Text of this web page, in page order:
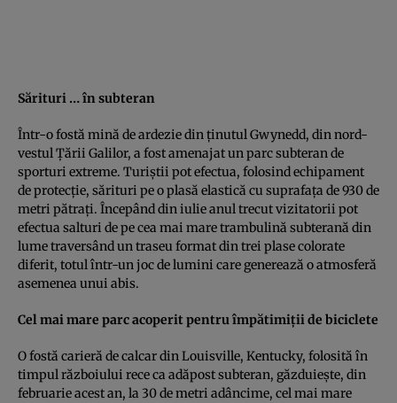
Sărituri … în subteran
Într-o fostă mină de ardezie din ţinutul Gwynedd, din nord-
vestul Ţării Galilor, a fost amenajat un parc subteran de
sporturi extreme. Turiştii pot efectua, folosind echipament
de protecţie, sărituri pe o plasă elastică cu suprafaţa de 930 de
metri pătraţi. Începând din iulie anul trecut vizitatorii pot
efectua salturi de pe cea mai mare trambulină subterană din
lume traversând un traseu format din trei plase colorate
diferit, totul într-un joc de lumini care generează o atmosferă
asemenea unui abis.
Cel mai mare parc acoperit pentru împătimiţii de biciclete
O fostă carieră de calcar din Louisville, Kentucky, folosită în
timpul războiului rece ca adăpost subteran, găzduieşte, din
februarie acest an, la 30 de metri adâncime, cel mai mare